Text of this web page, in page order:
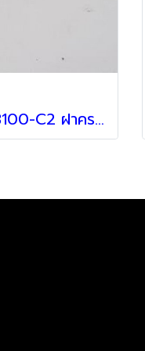
89348-33100-C2 ฝาครอบเซ็นเซอร์ สำหรับ Lexus